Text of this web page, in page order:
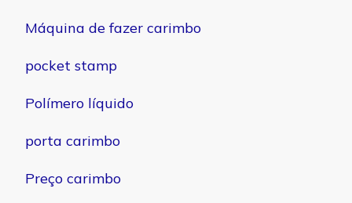
Máquina de fazer carimbo
pocket stamp
Polímero líquido
porta carimbo
Preço carimbo